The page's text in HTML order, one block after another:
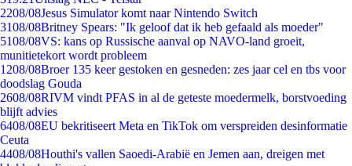
2208/08Jesus Simulator komt naar Nintendo Switch
3108/08Britney Spears: "Ik geloof dat ik heb gefaald als moeder"
5108/08VS: kans op Russische aanval op NAVO-land groeit,
munitietekort wordt probleem
1208/08Broer 135 keer gestoken en gesneden: zes jaar cel en tbs voor
doodslag Gouda
2608/08RIVM vindt PFAS in al de geteste moedermelk, borstvoeding
blijft advies
6408/08EU bekritiseert Meta en TikTok om verspreiden desinformatie
Ceuta
4408/08Houthi's vallen Saoedi-Arabië en Jemen aan, dreigen met